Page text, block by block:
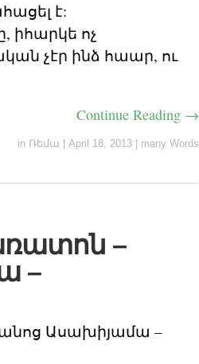
է:
իհարկե ոչ
չէր ինձ հաար, ու
Continue Reading →
in Ռեմա April 18, 2013 many Words
–
–
Ասախիյամա –